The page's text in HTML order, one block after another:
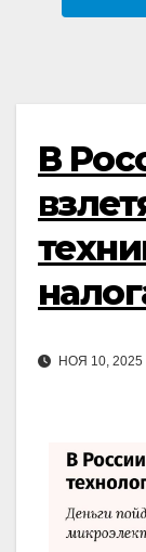
В
НОЯ 10, 2025